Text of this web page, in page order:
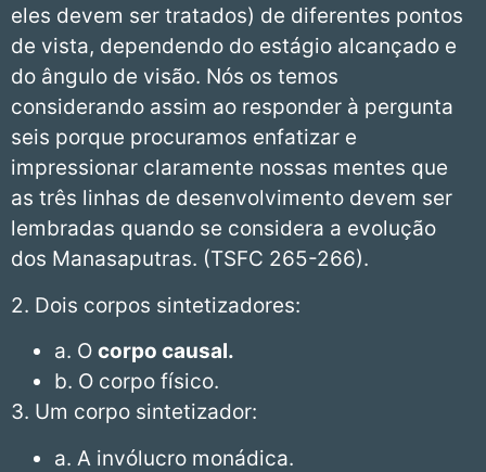
eles devem ser tratados) de diferentes pontos
de vista, dependendo do estágio alcançado e
do ângulo de visão. Nós os temos
considerando assim ao responder à pergunta
seis porque procuramos enfatizar e
impressionar claramente nossas mentes que
as três linhas de desenvolvimento devem ser
lembradas quando se considera a evolução
dos Manasaputras. (TSFC 265-266).
2. Dois corpos sintetizadores:
a. O corpo causal.
b. O corpo físico.
3. Um corpo sintetizador:
a. A invólucro monádica.